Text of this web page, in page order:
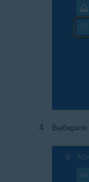
Выберите